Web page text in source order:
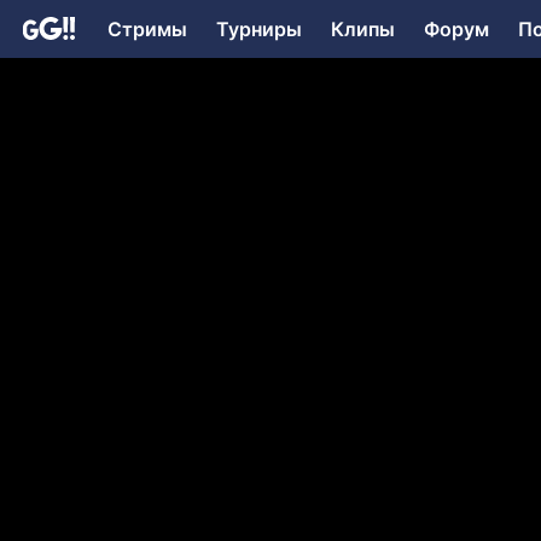
Стримы Турниры Клипы Форум